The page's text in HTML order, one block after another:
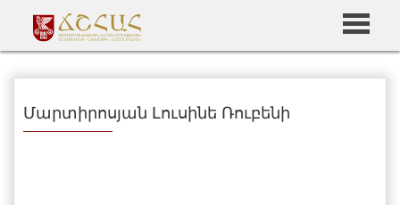
Մարտիրոսյան Լուսինե Ռուբենի